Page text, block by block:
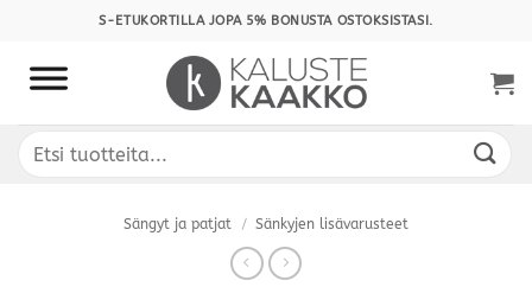
content
S-ETUKORTILLA JOPA 5% BONUSTA OSTOKSISTASI.
Etsi:
Sängyt ja patjat / Sänkyjen lisävarusteet